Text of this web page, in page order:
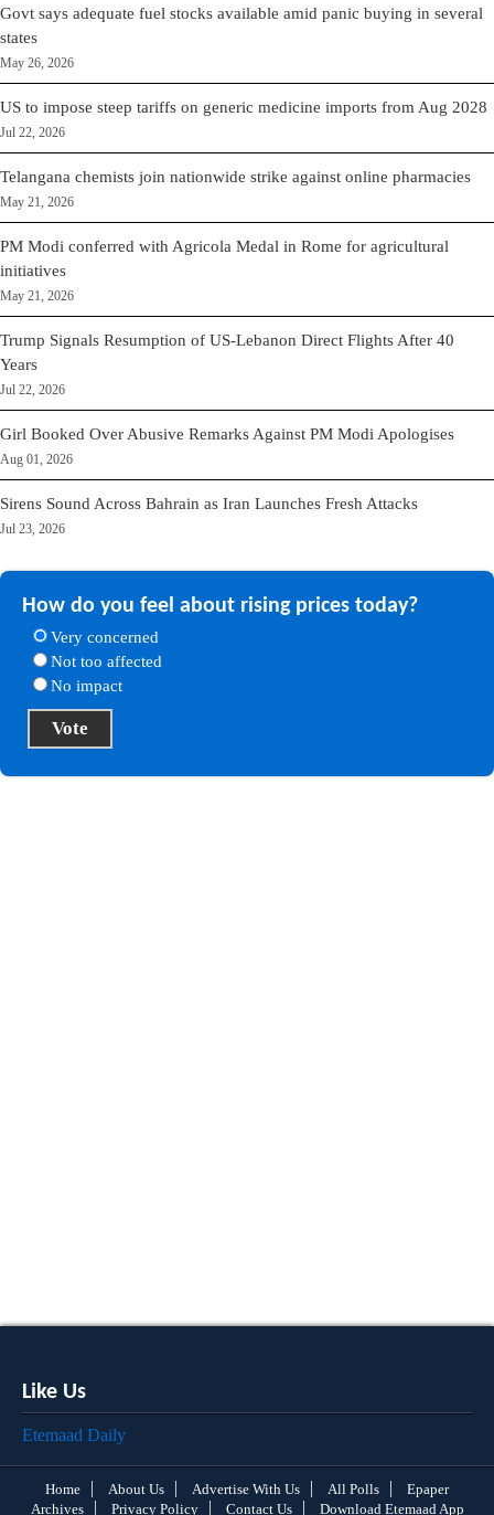
Govt says adequate fuel stocks available amid panic buying in several
states
May 26, 2026
US to impose steep tariffs on generic medicine imports from Aug 2028
Jul 22, 2026
Telangana chemists join nationwide strike against online pharmacies
May 21, 2026
PM Modi conferred with Agricola Medal in Rome for agricultural
initiatives
May 21, 2026
Trump Signals Resumption of US-Lebanon Direct Flights After 40
Years
Jul 22, 2026
Girl Booked Over Abusive Remarks Against PM Modi Apologises
Aug 01, 2026
Sirens Sound Across Bahrain as Iran Launches Fresh Attacks
Jul 23, 2026
How do you feel about rising prices today?
Very concerned
Not too affected
No impact
Like Us
Etemaad Daily
Home About Us Advertise With Us All Polls
Epaper
Archives
Privacy Policy Contact Us Download Etemaad App